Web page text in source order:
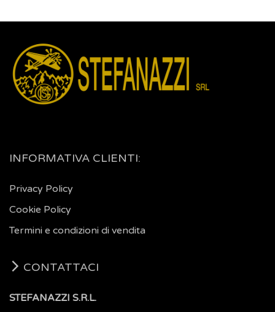
INFORMATIVA CLIENTI:
Privacy Policy
Cookie Policy
Termini e condizioni di vendita
CONTATTACI
STEFANAZZI S.R.L.